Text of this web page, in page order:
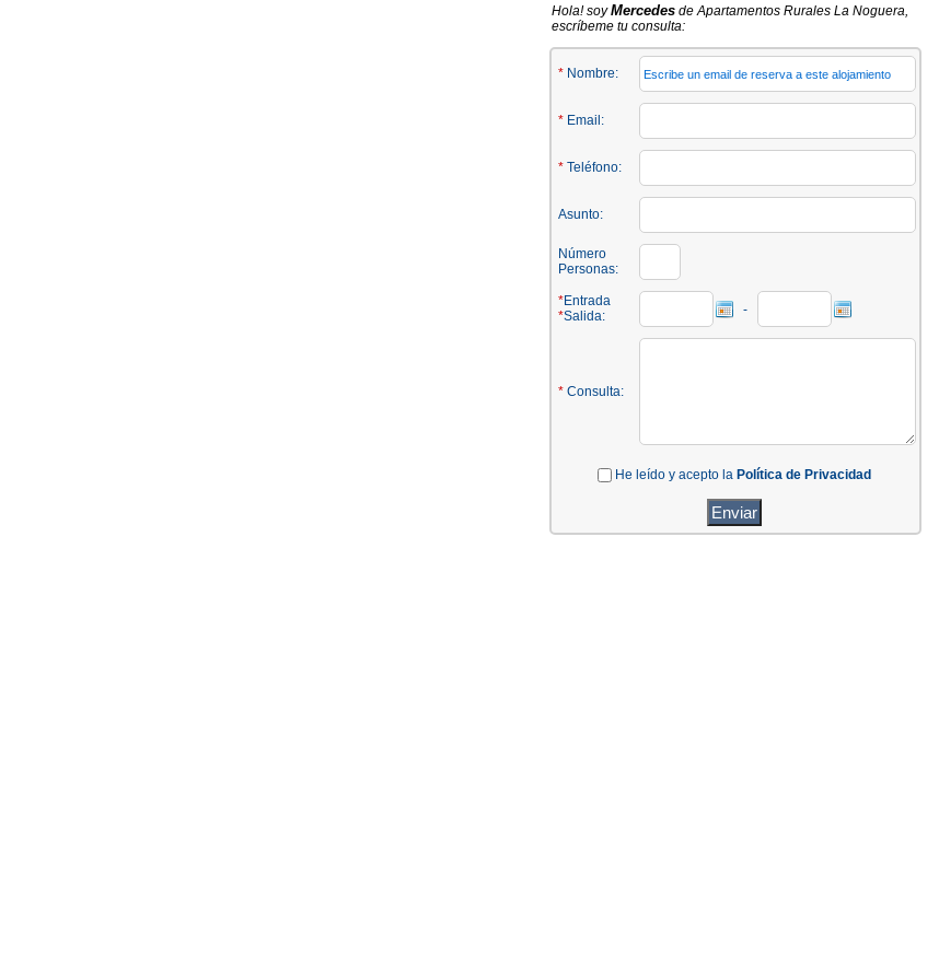
Hola! soyMercedes de Apartamentos Rurales La Noguera,
escríbeme tu consulta:
* Nombre:
* Email:
* Teléfono:
Asunto:
Número
Personas:
*Entrada
*Salida: -
* Consulta:
He leído y acepto la Política de Privacidad